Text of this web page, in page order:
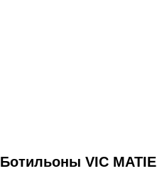
Ботильоны VIC MATIE